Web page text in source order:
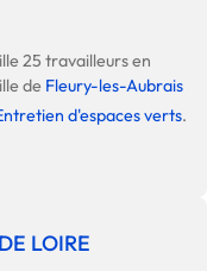
25 travailleurs en
de Fleury-les-Aubrais
d'espaces verts.
LOIRE